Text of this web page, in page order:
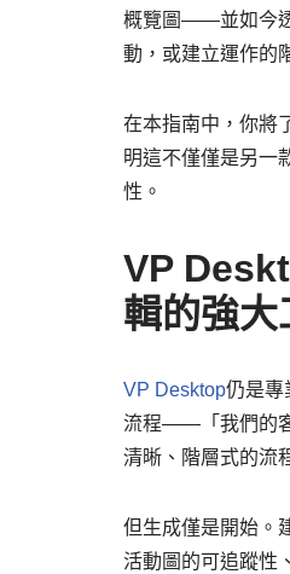
概覽圖——並如今透
動，或建立運作的
在本指南中，你將
明這不僅僅是另一
性。
VP
輯的強大
VP Desktop仍是專
流程——「我們的
清晰、階層式的流
但生成僅是開始。
活動圖的可追蹤性